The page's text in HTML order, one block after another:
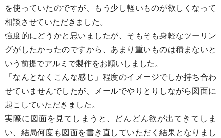
を使っていたのですが、もう少し軽いものが欲しくなって
相談させていただきました。
強度的にどうかと思いましたが、そもそも身軽なツーリン
グがしたかったのですから、あまり重いものは積まないと
いう前提でアルミで製作をお願いしました。
「なんとなくこんな感じ」程度のイメージでしか持ち合わ
せていませんでしたが、メールでやりとりしながら図面に
起こしていただきました。
実際に図面を見てしまうと、どんどん欲が出てきてしま
い、結局何度も図面を書き直していただく結果となりまし